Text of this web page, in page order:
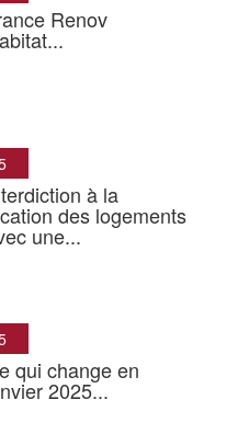
Renov
à la
des logements
une...
qui change en
2025...